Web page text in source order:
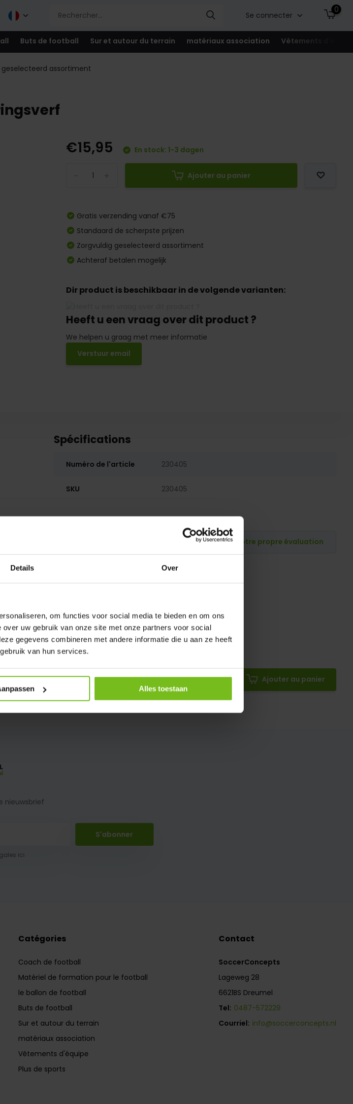
Details Over
om functies voor social media te bieden en om ons
uw gebruik van onze site met onze partners voor social
gegevens combineren met andere informatie die u aan ze heeft
van hun services.
Alles toestaan
Se connecter
0
Buts de football Sur et autour du terrain matériaux association Vêtements
geselecteerd assortiment
€15,95 En stock: 1-3 dagen
Ajouter au panier
Gratis verzending vanaf €75
Standaard de scherpste prijzen
Zorgvuldig geselecteerd assortiment
Achteraf betalen mogelijk
Dir product is beschikbaar in de volgende varianten:
Heeft u een vraag over dit product ?
We helpen u graag met meer informatie
Verstuur email
Spécifications
Numéro de l'article 230405
SKU 230405
Publiez votre propre évaluation
en klaar lijnmarkeringsverf Ajouter au panier
nieuwsbrief
S'abonner
ici
Catégories
Coach de football
Matériel de formation pour le football
le ballon de football
Buts de football
Sur et autour du terrain
matériaux association
Vêtements d'équipe
Plus de sports
Contact
SoccerConcepts
Lageweg 28
6621BS Dreumel
Tel: 0487-572229
Courriel: info@soccerconcepts.nl